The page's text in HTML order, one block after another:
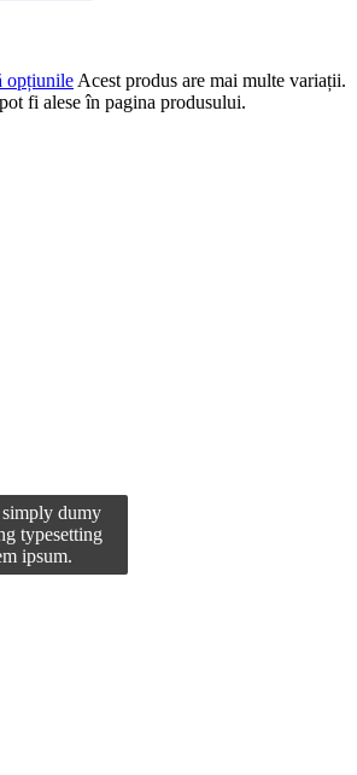
opțiunile Acest produs are mai multe variații.
fi alese în pagina produsului.
dumy
typesetting
ipsum.